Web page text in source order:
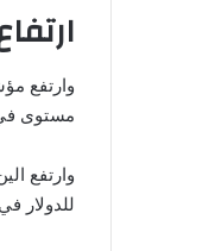
مستوى في سبعة أسابيع البالغ
للدولار